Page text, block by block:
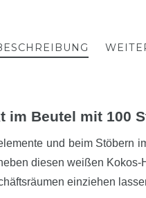
im Beutel mit 100
und beim Stöbern
diesen weißen
einziehen